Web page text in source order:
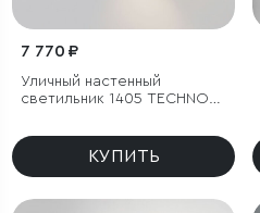
7 770 ₽
Уличный настенный
светильник 1405 TECHNO
КУПИТЬ